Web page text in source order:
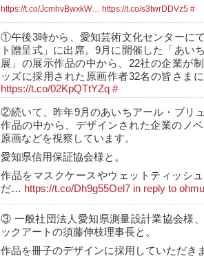
https://t.co/JcmhvBwxkW… https://t.co/s3twrDDVz5 #
①午後3時から、愛知芸術文化センターに
ト贈呈式」に出席。9月に開催した「あい
展」の展示作品の中から、22社の企業が
ッズに採用された原画作者32名の皆さま
https://t.co/02KpQTtYZq #
②続いて、昨年9月のあいちアール・ブリ
作品の中から、デザインされた企業のノ
原画などを視察しています。
愛知県信用保証協会様と。
作品をマスクケースやウェットティッシ
だ… https://t.co/Dh9g55Oel7 in reply to
③ 一般社団法人愛知県測量設計業協会様
ックアートの須藤伸枝理事長と。
作品を冊子のデザインに採用していただき